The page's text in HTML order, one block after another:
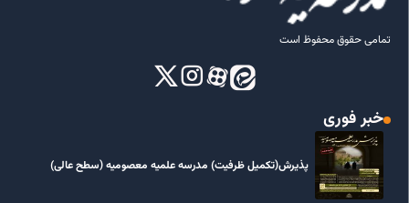
تمامی حقوق محفوظ است
خبر فوری
پذیرش(تکمیل ظرفیت) مدرسه علمیه معصومیه‌ (سطح عالی)